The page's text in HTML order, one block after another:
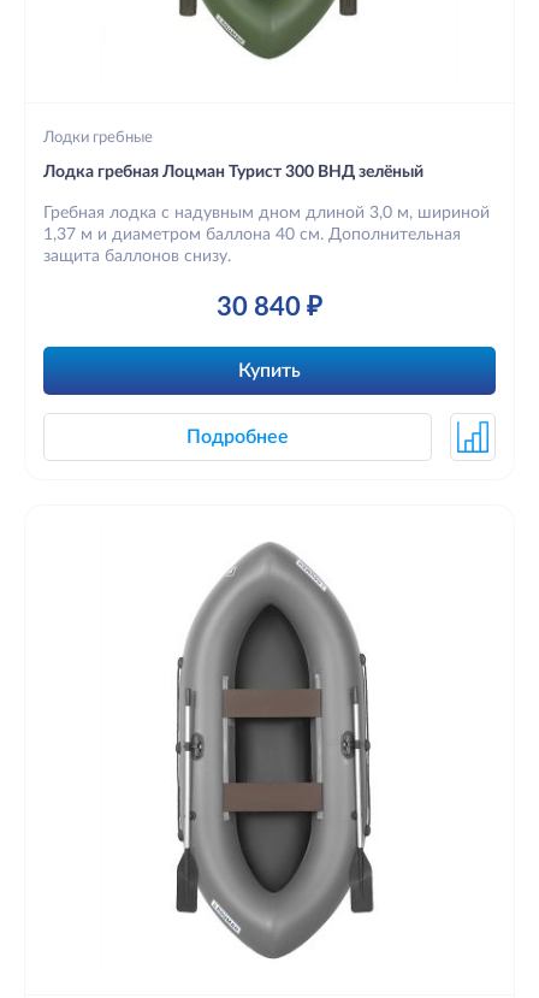
Лодки гребные
Лодка гребная Лоцман Турист 300 ВНД зелёный
Гребная лодка с надувным дном длиной 3,0 м, шириной
1,37 м и диаметром баллона 40 см. Дополнительная
защита баллонов снизу.
30 840 ₽
Купить
Подробнее